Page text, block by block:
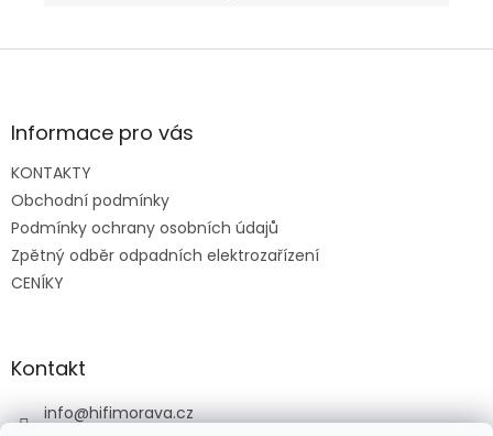
Z
aInformace pro vás
KONTAKTY
Obchodní podmínky
Podmínky ochrany osobních údajů
Zpětný odběr odpadních elektrozařízení
CENÍKY
Kontakt
info@hifimorava.cz